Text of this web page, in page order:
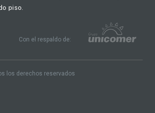
piso.
los derechos reservados
Con el respaldo de: